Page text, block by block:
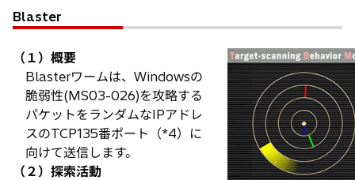
Blaster
（１）概要
Blasterワームは、Windowsの
脆弱性(MS03-026)を攻略する
パケットをランダムなIPアドレ
スのTCP135番ポート（*4）に
向けて送信します。
（２）探索活動